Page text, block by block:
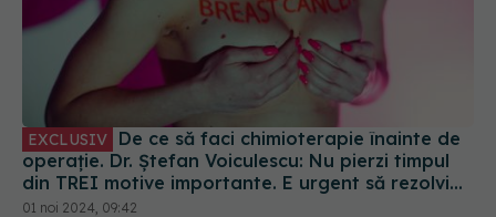
EXCLUSIV
operație. Dr. Ștefan Voiculescu: Nu pierzi timpul
din TREI motive importante. E urgent să rezolvi
metastazele
01 noi 2024, 09:42